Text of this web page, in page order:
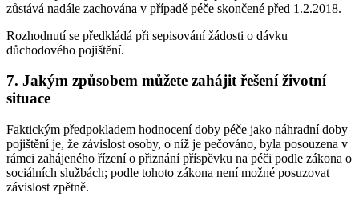
zůstává nadále zachována v případě péče skončené před 1.2.2018.
Rozhodnutí se předkládá při sepisování žádosti o dávku
důchodového pojištění.
7. Jakým způsobem můžete zahájit řešení životní
situace
Faktickým předpokladem hodnocení doby péče jako náhradní doby
pojištění je, že závislost osoby, o níž je pečováno, byla posouzena v
rámci zahájeného řízení o přiznání příspěvku na péči podle zákona o
sociálních službách; podle tohoto zákona není možné posuzovat
závislost zpětně.